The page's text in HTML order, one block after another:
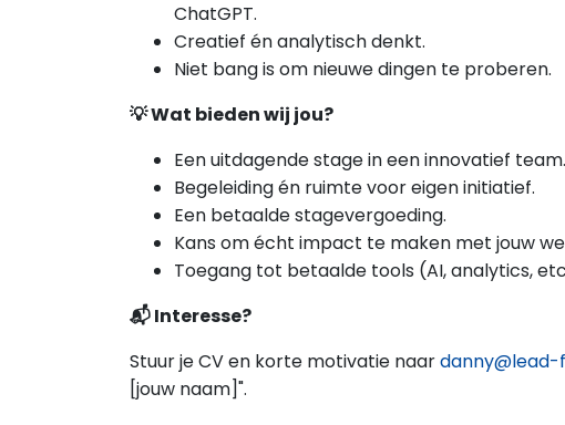
ChatGPT.
Creatief én analytisch denkt.
Niet bang is om nieuwe dingen te proberen.
💡 Wat bieden wij jou?
Een uitdagende stage in een innovatief team.
Begeleiding én ruimte voor eigen initiatief.
Een betaalde stagevergoeding.
Kans om écht impact te maken met jouw
Toegang tot betaalde tools (AI, analytics,
📬 Interesse?
Stuur je CV en korte motivatie naar
[jouw naam]".